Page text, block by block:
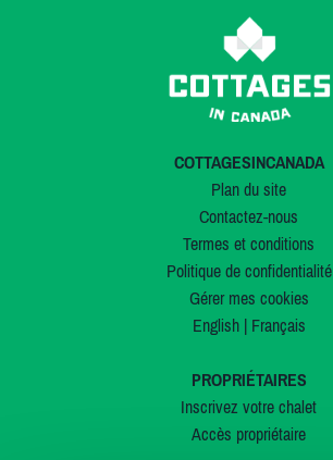
COTTAGESINCANADA
Plan du site
Contactez-nous
Termes et conditions
Politique de confidentialité
Gérer mes cookies
English| Français
PROPRIÉTAIRES
Inscrivez votre chalet
Accès propriétaire